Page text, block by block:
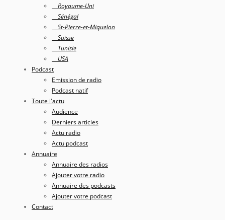
Royaume-Uni
Sénégal
St-Pierre-et-Miquelon
Suisse
Tunisie
USA
Podcast
Emission de radio
Podcast natif
Toute l'actu
Audience
Derniers articles
Actu radio
Actu podcast
Annuaire
Annuaire des radios
Ajouter votre radio
Annuaire des podcasts
Ajouter votre podcast
Contact